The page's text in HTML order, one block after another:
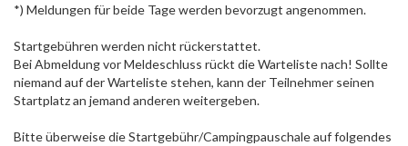
*) Meldungen für beide Tage werden bevorzugt angenommen.
Startgebühren werden nicht rückerstattet.
Bei Abmeldung vor Meldeschluss rückt die Warteliste nach! Sollte
niemand auf der Warteliste stehen, kann der Teilnehmer seinen
Startplatz an jemand anderen weitergeben.
Bitte überweise die Startgebühr/Campingpauschale auf folgendes